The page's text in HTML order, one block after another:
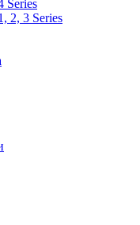
Series
2, 3 Series